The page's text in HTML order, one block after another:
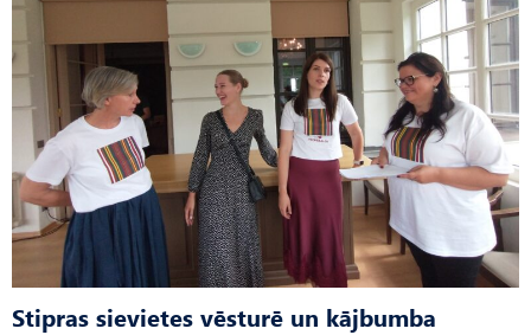
Stipras sievietes vēsturē un kājbumba